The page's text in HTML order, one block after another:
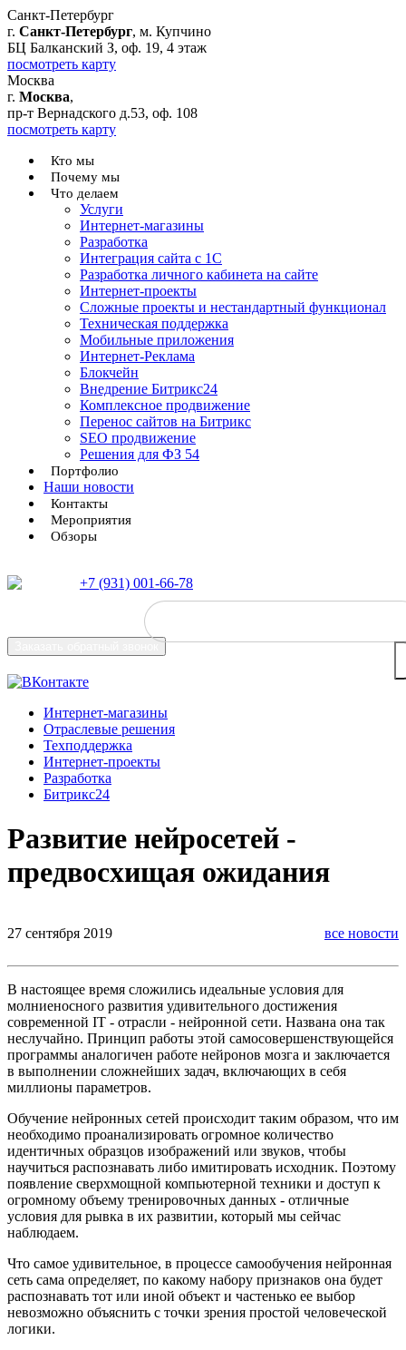
Санкт-Петербург
г. Санкт-Петербург, м. Купчино
БЦ Балканский З, оф. 19, 4 этаж
посмотреть карту
Москва
г. Москва,
пр-т Вернадского д.53, оф. 108
посмотреть карту
Кто мы
Почему мы
Что делаем
Услуги
Интернет-магазины
Разработка
Интеграция сайта с 1С
Разработка личного кабинета на сайте
Интернет-проекты
Сложные проекты и нестандартный функционал
Teхническая поддержка
Мобильные приложения
Интернет-Реклама
Блокчейн
Внедрение Битрикс24
Комплексное продвижение
Перенос сайтов на Битрикс
SEO продвижение
Решения для ФЗ 54
Портфолио
Наши новости
Контакты
Мероприятия
Обзоры
+7 (931) 001-66-78
Интернет-магазины
Отраслевые решения
Техподдержка
Интернет-проекты
Разработка
Битрикс24
Развитие нейросетей -
предвосхищая ожидания
27 сентября 2019 все новости
В настоящее время сложились идеальные условия для
молниеносного развития удивительного достижения
современной IT - отрасли - нейронной сети. Названа она так
неслучайно. Принцип работы этой самосовершенствующейся
программы аналогичен работе нейронов мозга и заключается
в выполнении сложнейших задач, включающих в себя
миллионы параметров.
Обучение нейронных сетей происходит таким образом, что им
необходимо проанализировать огромное количество
идентичных образцов изображений или звуков, чтобы
научиться распознавать либо имитировать исходник. Поэтому
появление сверхмощной компьютерной техники и доступ к
огромному объему тренировочных данных - отличные
условия для рывка в их развитии, который мы сейчас
наблюдаем.
Что самое удивительное, в процессе самообучения нейронная
сеть сама определяет, по какому набору признаков она будет
распознавать тот или иной объект и частенько ее выбор
невозможно объяснить с точки зрения простой человеческой
логики.